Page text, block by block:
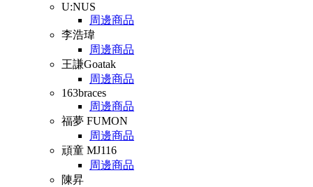
U:NUS
周邊商品
李浩瑋
周邊商品
王謙Goatak
周邊商品
163braces
周邊商品
福夢 FUMON
周邊商品
頑童 MJ116
周邊商品
陳昇